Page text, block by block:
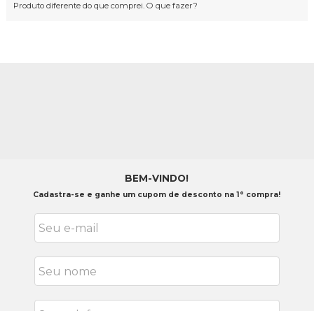
Produto diferente do que comprei. O que fazer?
BEM-VINDO!
Cadastra-se e ganhe um cupom de desconto na 1° compra!